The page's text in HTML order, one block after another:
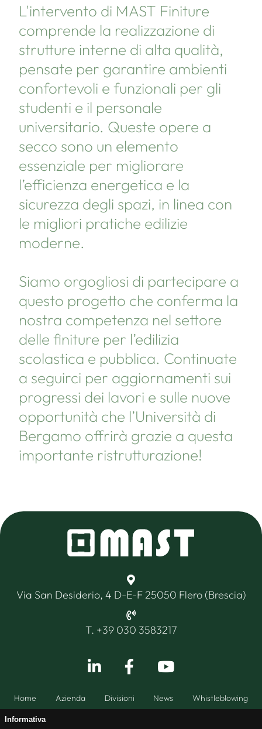
Informativa
L'intervento di MAST Finiture
comprende la realizzazione di
strutture interne di alta qualità,
pensate per garantire ambienti
confortevoli e funzionali per gli
studenti e il personale
universitario. Queste opere a
secco sono un elemento
essenziale per migliorare
l’efficienza energetica e la
sicurezza degli spazi, in linea con
le migliori pratiche edilizie
moderne.
Siamo orgogliosi di partecipare a
questo progetto che conferma la
nostra competenza nel settore
delle finiture per l’edilizia
scolastica e pubblica. Continuate
a seguirci per aggiornamenti sui
progressi dei lavori e sulle nuove
opportunità che l’Università di
Bergamo offrirà grazie a questa
importante ristrutturazione!
Home Azienda Divisioni News Whistleblowing
Via San Desiderio, 4 D-E-F 25050 Flero (Brescia)
T. +39 030 3583217